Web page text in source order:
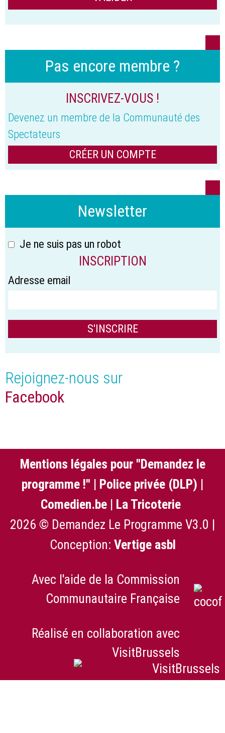
Pas encore membre ?
INSCRIVEZ-VOUS !
Devenez un membre de la Communauté des
Spectateurs
CRÉER UN COMPTE
Newsletter
Je ne suis pas un robot
INSCRIPTION
Adresse email
Rejoignez-nous sur
Facebook
Mentions légales pour "Demandez le
programme !" | Police privée (DLP) |
Comedien.be | La Tricoterie
2026 © Demandez Le Programme V3.0 |
Conception: Vertige asbl
Avec l'aide de la Commission
Communautaire Française
Réalisé en collaboration avec
VisitBrussels